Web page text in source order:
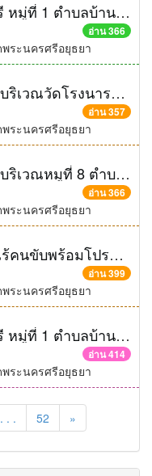
เขื่อนป้องกันตลิ่งริมแม่น้ำลพบุรี หมู่ที่ 1 ตำบลบ้านแพรก อำเภอบ้านแพรก จังหวัดพระนครศรีอยุธยา ความยาวไม่น้อยกว่า 81 เมตร ด้วยวิธีประกวดราคาอิเล็กทรอนิกส์ (e-bidding)
อ่าน 366
ระนครศรีอยุธยา
เขื่อนป้องกันตลิ่งริมแม่น้ำน้อย บริเวณวัดโรงนาราชศรัทธาธรรม ตำบลน้ำเต้า อำเภอบางบาล จังหวัดพระนครศรีอยุธยา ด้วยวิธีประกวดราคาอิเล็กทรอนิกส์ (e-bidding)
อ่าน 357
ระนครศรีอยุธยา
เขื่อนป้องกันตลิ่งริมแม่น้ำน้อย บริเวณหมูที่ 8 ตำบลน้ำเต้า อำเภอบางบาล จังหวัดพระนครศรีอยุธยา ด้วยวิธีประกวดราคาอิเล็กทรอนิกส์ (e-bidding)
อ่าน 366
ระนครศรีอยุธยา
ซื้อครุภัณฑ์สำรวจอากาศยานไร้คนขับพร้อมโปรแกรมประมวลผลเพื่อจัดทำแผนที่ภาพถ่ายทางอากาศ
อ่าน 399
ระนครศรีอยุธยา
เขื่อนป้องกันตลิ่งริมแม่น้ำลพบุรี หมู่ที่ 1 ตำบลบ้านแพรก อำเภอบ้านแพรก จังหวัดพระนครศรีอยุธยา ความยาวไม่น้อยกว่า 81 เมตร ด้วยวิธีประกวดราคาอิเล็กทรอนิกส์ (e-bidding)
อ่าน 414
ระนครศรีอยุธยา
. . . 52 »